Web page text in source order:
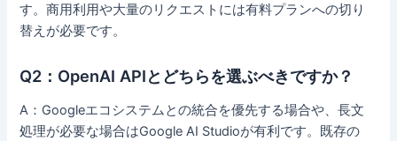
す。商用利用や大量のリクエストには有料プランへの切り
替えが必要です。
Q2：OpenAI APIとどちらを選ぶべきですか？
A：Googleエコシステムとの統合を優先する場合や、長文
処理が必要な場合はGoogle AI Studioが有利です。既存の